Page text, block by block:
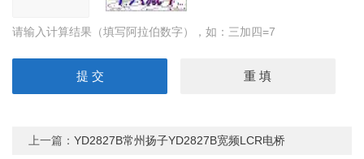
请输入计算结果（填写阿拉伯数字），如：三加四=7
上一篇：YD2827B常州扬子YD2827B宽频LCR电桥